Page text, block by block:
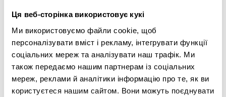
Ця веб-сторінка використовує кукі
Ми використовуємо файли cookie, щоб
персоналізувати вміст і рекламу, інтегрувати функції
соціальних мереж та аналізувати наш трафік. Ми
також передаємо нашим партнерам із соціальних
мереж, реклами й аналітики інформацію про те, як ви
користуєтеся нашим сайтом. Вони можуть поєднувати
Перезапуск робочих графіків та